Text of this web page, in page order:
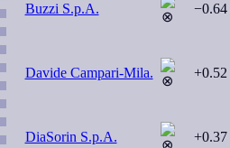
Buzzi S.p.A. −0.64
Davide Campari-Mila. +0.52
DiaSorin S.p.A. +0.37